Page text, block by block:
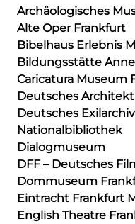
Archäologisches
Alte Oper Frankfurt
Bibelhaus Erlebnis
Bildungsstätte
Caricatura Museum
Deutsches
Deutsches
Nationalbibliothek
Dialogmuseum
DFF – Deutsches
Dommuseum
Eintracht Frankfurt
English Theatre